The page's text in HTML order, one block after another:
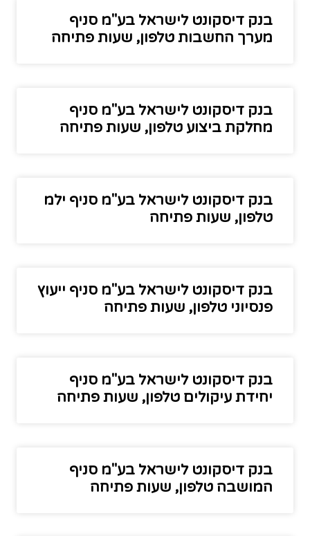
בנק דיסקונט לישראל בע"מ סניף
מערך החשבות טלפון, שעות פתיחה
בנק דיסקונט לישראל בע"מ סניף
מחלקת ביצוע טלפון, שעות פתיחה
בנק דיסקונט לישראל בע"מ סניף ילמ
טלפון, שעות פתיחה
בנק דיסקונט לישראל בע"מ סניף ייעוץ
פנסיוני טלפון, שעות פתיחה
בנק דיסקונט לישראל בע"מ סניף
יחידת עיקולים טלפון, שעות פתיחה
בנק דיסקונט לישראל בע"מ סניף
המושבה טלפון, שעות פתיחה